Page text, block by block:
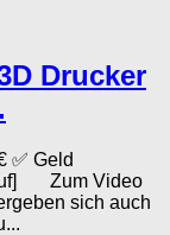
Drucker
✅ Geld
Zum Video
sich auch